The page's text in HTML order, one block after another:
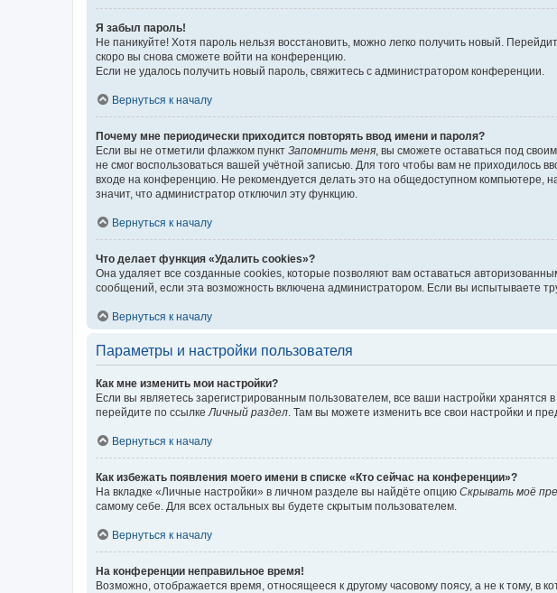
Я забыл пароль!
Не паникуйте! Хотя пароль нельзя восстановить, можно легко получить новый.
скоро вы снова сможете войти на конференцию.
Если не удалось получить новый пароль, свяжитесь с администратором конференции.
Вернуться к началу
Почему мне периодически приходится повторять ввод имени и пароля?
Если вы не отметили флажком пункт Запомнить меня, вы сможете оставаться под
не смог воспользоваться вашей учётной записью. Для того чтобы вам не
входе на конференцию. Не рекомендуется делать это на общедоступном компьютере,
значит, что администратор отключил эту функцию.
Вернуться к началу
Что делает функция «Удалить cookies»?
Она удаляет все созданные cookies, которые позволяют вам оставаться
сообщений, если эта возможность включена администратором. Если вы испытываете
Вернуться к началу
Параметры и настройки пользователя
Как мне изменить мои настройки?
Если вы являетесь зарегистрированным пользователем, все ваши настройки
перейдите по ссылкеЛичный раздел. Там вы можете изменить все свои настройки и
Вернуться к началу
Как избежать появления моего имени в списке «Кто сейчас на конференции»?
На вкладке «Личные настройки» в личном разделе вы найдёте опцию Скрывать моё
самому себе. Для всех остальных вы будете скрытым пользователем.
Вернуться к началу
На конференции неправильное время!
Возможно, отображается время, относящееся к другому часовому поясу, а не к тому, в